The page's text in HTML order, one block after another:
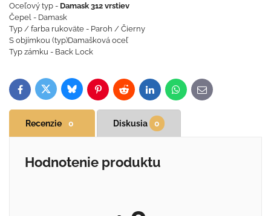
Oceľový typ - Damask 312 vrstiev
Čepel - Damask
Typ / farba rukoväte - Paroh / Čierny
S objímkou ​​(typ)Damašková oceľ
Typ zámku - Back Lock
FacebookTwitterBlueskyPinterestReddit LinkedInWhatsApp
E-
mail
Recenzie 0 Diskusia 0
Hodnotenie produktu